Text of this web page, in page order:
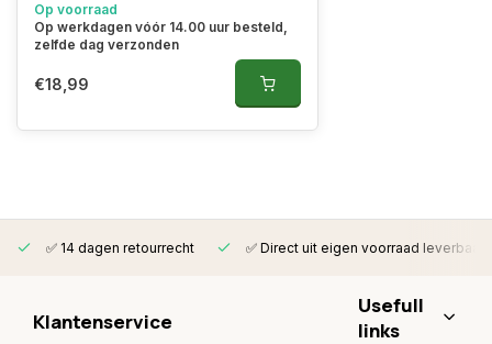
Op voorraad
Op werkdagen vóór 14.00 uur besteld,
zelfde dag verzonden
€18,99
✅ 14 dagen retourrecht ✅ Direct uit eigen voorraad leverbaar
Klantenservice
Usefull
links